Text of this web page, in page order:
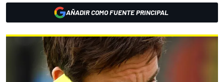
AÑADIR COMO FUENTE PRINCIPAL